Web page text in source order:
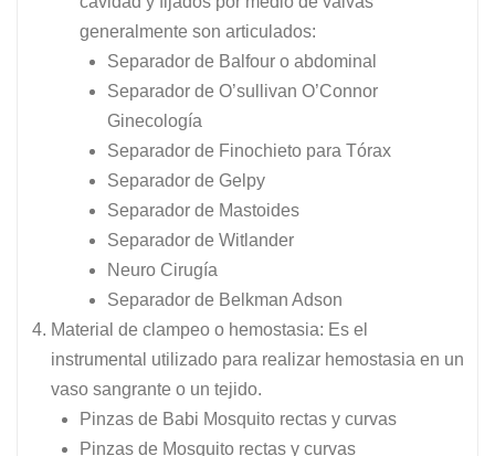
generalmente son articulados:
Separador de Balfour o abdominal
Separador de O’sullivan O’Connor
Ginecología
Separador de Finochieto para Tórax
Separador de Gelpy
Separador de Mastoides
Separador de Witlander
Neuro Cirugía
Separador de Belkman Adson
Material de clampeo o hemostasia: Es el
instrumental utilizado para realizar hemostasia en un
vaso sangrante o un tejido.
Pinzas de Babi Mosquito rectas y curvas
Pinzas de Mosquito rectas y curvas